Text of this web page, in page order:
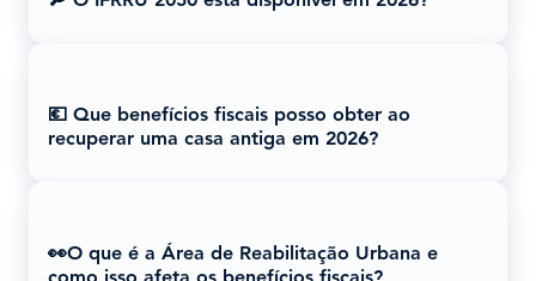
💶 Que benefícios fiscais posso obter ao
recuperar uma casa antiga em 2026?
👀O que é a Área de Reabilitação Urbana e